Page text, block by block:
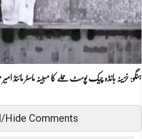
ہنگو: خزینہ بانڈہ چیک پوسٹ حملے کا مبینہ ماسٹر مائنڈ
Hide Comments